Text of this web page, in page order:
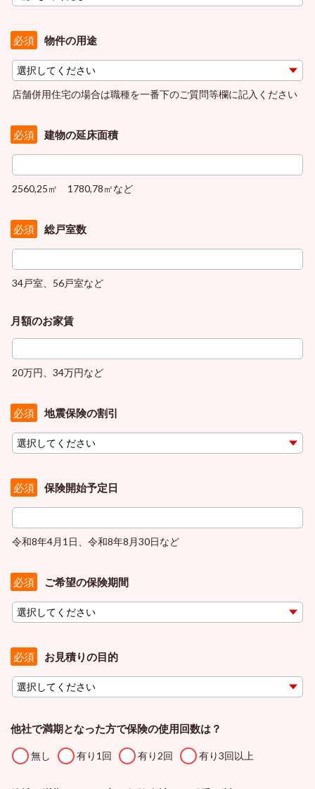
物件の用途
必須
店舗併用住宅の場合は職種を一番下のご質問等欄に記入ください
建物の延床面積
必須
2560,25㎡ 1780,78㎡など
総戸室数
必須
34戸室、56戸室など
月額のお家賃
20万円、34万円など
地震保険の割引
必須
保険開始予定日
必須
令和8年4月1日、令和8年8月30日など
ご希望の保険期間
必須
お見積りの目的
必須
他社で満期となった方で保険の使用回数は？
無し 有り1回 有り2回 有り3回以上